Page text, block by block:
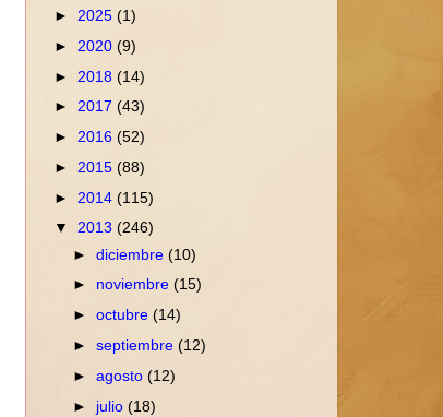
► 2025 (1)
► 2020 (9)
► 2018 (14)
► 2017 (43)
► 2016 (52)
► 2015 (88)
► 2014 (115)
▼ 2013 (246)
►diciembre(10)
► noviembre(15)
►octubre(14)
►septiembre(12)
►agosto(12)
► julio(18)